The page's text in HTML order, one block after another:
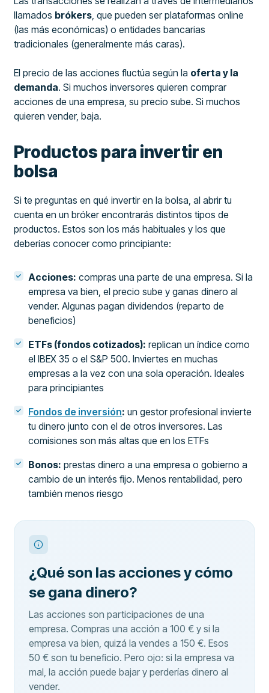
llamados brókers, que pueden ser plataformas online
(las más económicas) o entidades bancarias
tradicionales (generalmente más caras).
El precio de las acciones fluctúa según la oferta y la
demanda. Si muchos inversores quieren comprar
acciones de una empresa, su precio sube. Si muchos
quieren vender, baja.
Productos para invertir en
bolsa
Si te preguntas en qué invertir en la bolsa, al abrir tu
cuenta en un bróker encontrarás distintos tipos de
productos. Estos son los más habituales y los que
deberías conocer como principiante:
Acciones: compras una parte de una empresa. Si la
empresa va bien, el precio sube y ganas dinero al
vender. Algunas pagan dividendos (reparto de
beneficios)
ETFs (fondos cotizados): replican un índice como
el IBEX 35 o el S&P 500. Inviertes en muchas
empresas a la vez con una sola operación. Ideales
para principiantes
Fondos de inversión: un gestor profesional invierte
tu dinero junto con el de otros inversores. Las
comisiones son más altas que en los ETFs
Bonos: prestas dinero a una empresa o gobierno a
cambio de un interés fijo. Menos rentabilidad, pero
también menos riesgo
¿Qué son las acciones y cómo
se gana dinero?
Las acciones son participaciones de una
empresa. Compras una acción a 100 € y si la
empresa va bien, quizá la vendes a 150 €. Esos
50 € son tu beneficio. Pero ojo: si la empresa va
mal, la acción puede bajar y perderías dinero al
vender.